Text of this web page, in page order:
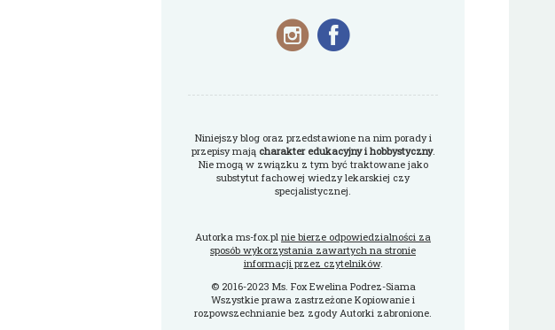
Niniejszy blog oraz przedstawione na nim porady i
przepisy mają charakter edukacyjny i hobbystyczny.
Nie mogą w związku z tym być traktowane jako
substytut fachowej wiedzy lekarskiej czy
specjalistycznej.
Autorka ms-fox.pl nie bierze odpowiedzialności za
sposób wykorzystania zawartych na stronie
informacji przez czytelników.
© 2016-2023 Ms. Fox Ewelina Podrez-Siama
Wszystkie prawa zastrzeżone Kopiowanie i
rozpowszechnianie bez zgody Autorki zabronione.